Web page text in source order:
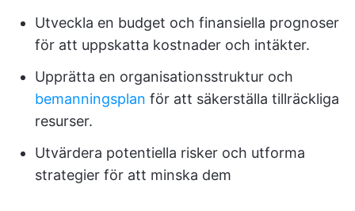
Utveckla en budget och finansiella prognoser
för att uppskatta kostnader och intäkter.
Upprätta en organisationsstruktur och
bemanningsplan för att säkerställa tillräckliga
resurser.
Utvärdera potentiella risker och utforma
strategier för att minska dem